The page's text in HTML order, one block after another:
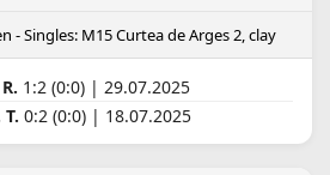
- Singles: M15 Curtea de Arges 2, clay
1:2 (0:0) | 29.07.2025
0:2 (0:0) | 18.07.2025